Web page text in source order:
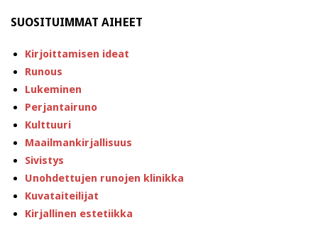
SUOSITUIMMAT AIHEET
Kirjoittamisen ideat
Runous
Lukeminen
Perjantairuno
Kulttuuri
Maailmankirjallisuus
Sivistys
Unohdettujen runojen klinikka
Kuvataiteilijat
Kirjallinen estetiikka